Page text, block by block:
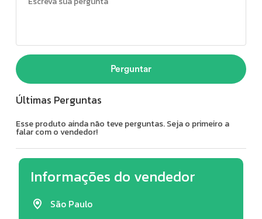
Perguntar
Últimas Perguntas
Esse produto ainda não teve perguntas. Seja o primeiro a
falar com o vendedor!
Informações do vendedor
São Paulo